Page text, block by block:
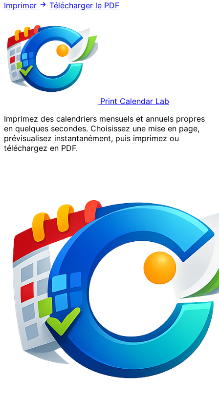
Imprimer Télécharger le PDF
Print Calendar Lab
Imprimez des calendriers mensuels et annuels propres
en quelques secondes. Choisissez une mise en page,
prévisualisez instantanément, puis imprimez ou
téléchargez en PDF.